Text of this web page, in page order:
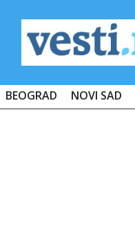
BEOGRAD NOVI SAD